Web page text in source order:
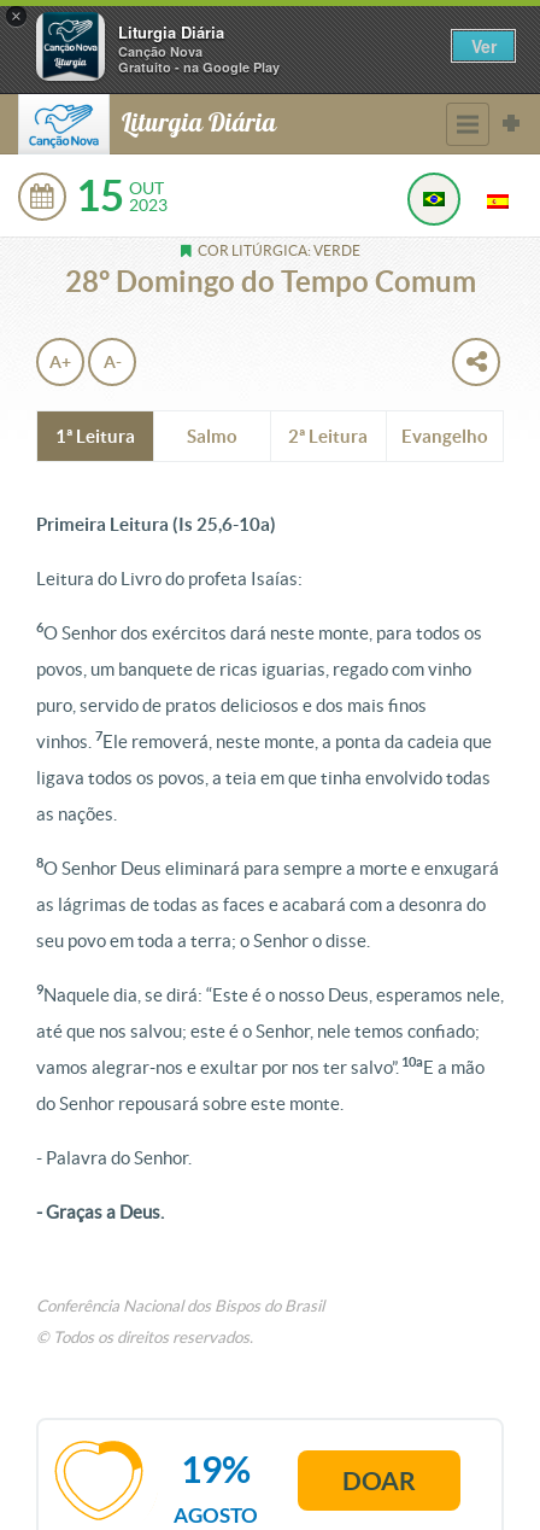
×
Liturgia Diária
Canção Nova
Gratuito - na Google Play
Ver
Liturgia Diária
15 OUT
2023
COR LITÚRGICA: VERDE
28º Domingo do Tempo Comum
A+ A-
1ª Leitura Salmo 2ª Leitura Evangelho
Primeira Leitura (Is 25,6-10a)
Leitura do Livro do profeta Isaías:
6O Senhor dos exércitos dará neste monte, para todos os
povos, um banquete de ricas iguarias, regado com vinho
puro, servido de pratos deliciosos e dos mais finos
vinhos. 7Ele removerá, neste monte, a ponta da cadeia que
ligava todos os povos, a teia em que tinha envolvido todas
as nações.
8O Senhor Deus eliminará para sempre a morte e enxugará
as lágrimas de todas as faces e acabará com a desonra do
seu povo em toda a terra; o Senhor o disse.
9Naquele dia, se dirá: “Este é o nosso Deus, esperamos nele,
até que nos salvou; este é o Senhor, nele temos confiado;
vamos alegrar-nos e exultar por nos ter salvo”. 10aE a mão
do Senhor repousará sobre este monte.
- Palavra do Senhor.
- Graças a Deus.
Conferência Nacional dos Bispos do Brasil
© Todos os direitos reservados.
AGOSTO
19% DOAR